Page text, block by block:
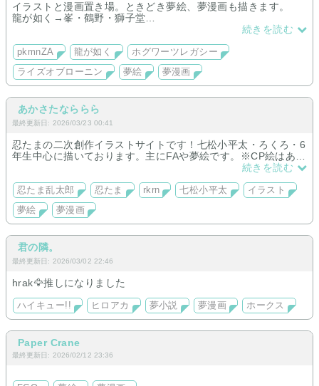
イラストと漫画置き場。ときどき夢絵、夢漫画も描きます。
龍が如く→峯・鶴野・獅子堂
ローニン→サト主♀
※今のところ全年齢向けONLY
漫画頒布もしております。
続きを読む
pkmnZA 龍が如く
ホグワーツレガシー
ライズオブローニン
夢絵 夢漫画
あかさたなららら
最終更新日: 2026/03/23 00:41
忍たまの二次創作イラストサイトです！七松小平太・ろくろ・6
年生中心に描いております。主にFAや夢絵です。※CP絵はあり
続きを読む
忍たま乱太郎 忍たま rkrn 七松小平太
イラスト
夢絵
夢漫画
君の隣。
最終更新日: 2026/03/02 22:46
hrak🦅推しになりました
ハイキュー!! ヒロアカ 夢小説 夢漫画 ホークス
Paper Crane
最終更新日: 2026/02/12 23:36